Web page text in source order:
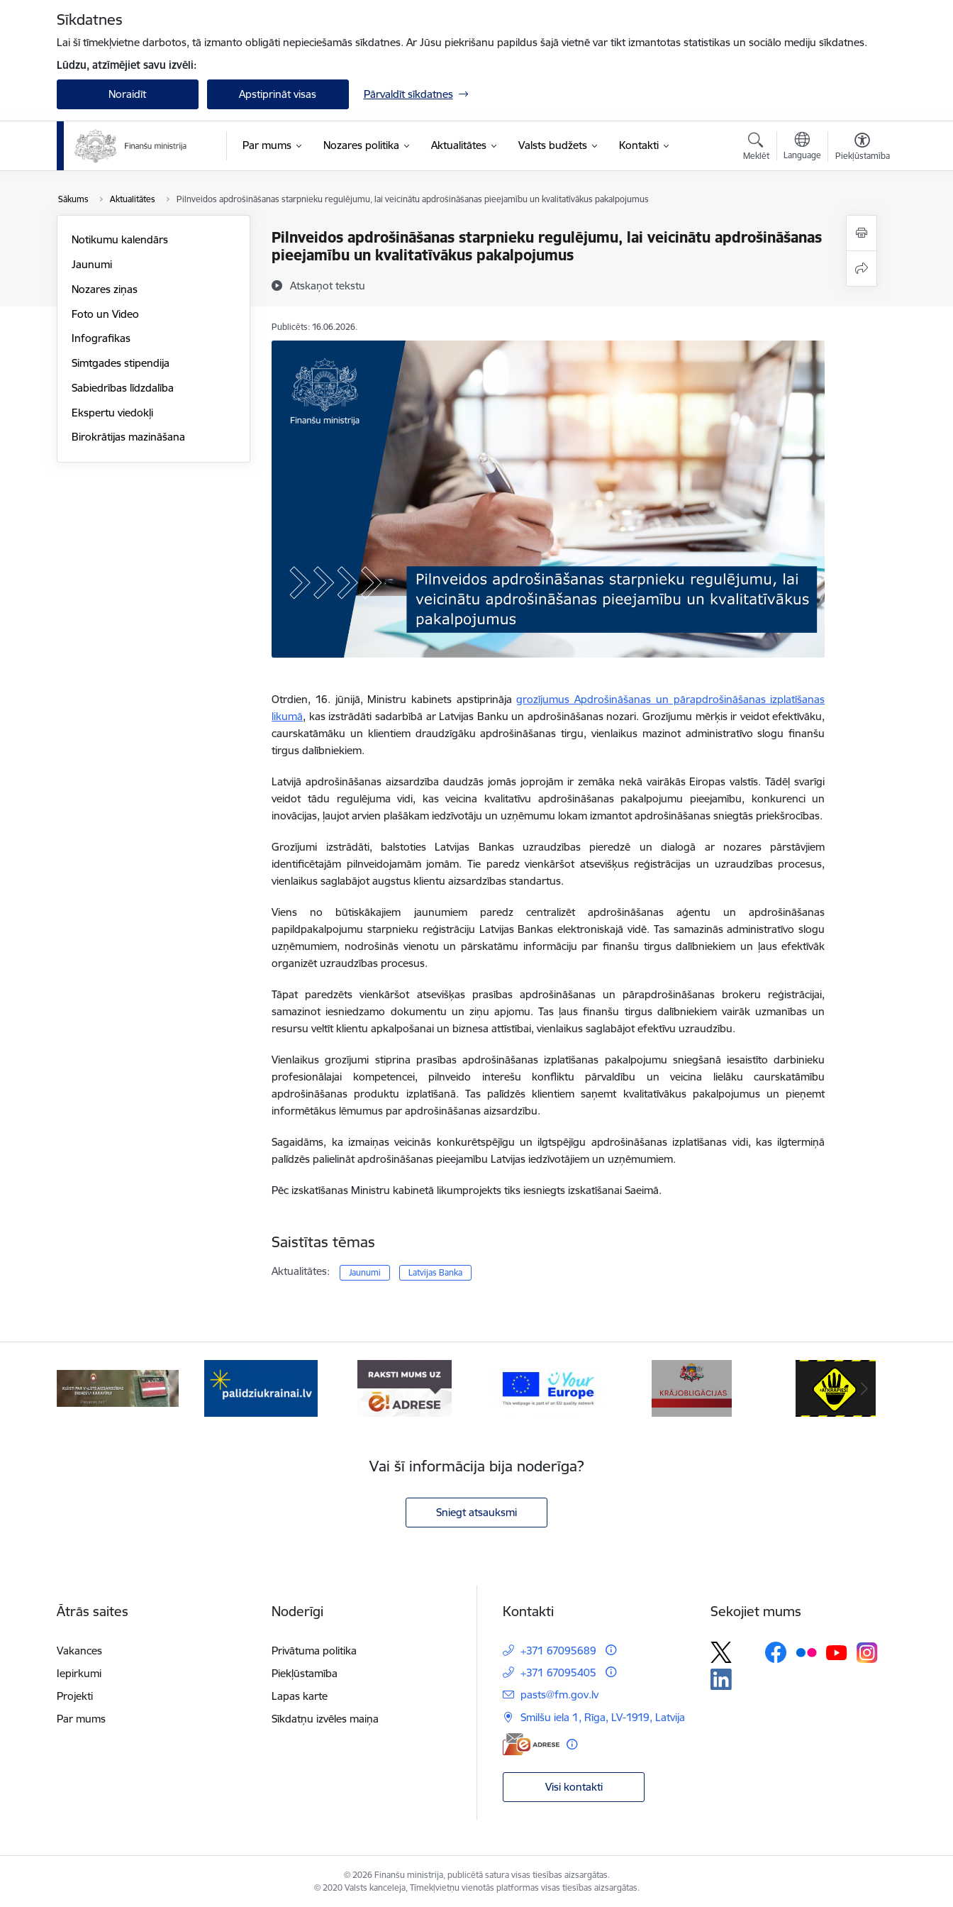
Sīkdatnes
Lai šī tīmekļvietne darbotos, tā izmanto obligāti nepieciešamās sīkdatnes. Ar Jūsu piekrišanu papildus šajā vietnē var tikt izmantotas statistikas un sociālo mediju sīkdatnes.
Lūdzu, atzīmējiet savu izvēli:
Noraidīt Apstiprināt visas Pārvaldīt sīkdatnes
Par mums Nozares politika Aktualitātes Valsts budžets Kontakti
Meklēt Language Piekļūstamība
Sākums Aktualitātes Pilnveidos apdrošināšanas starpnieku regulējumu, lai veicinātu apdrošināšanas pieejamību un kvalitatīvākus pakalpojumus
Pilnveidos apdrošināšanas starpnieku regulējumu, lai veicinātu apdrošināšanas
pieejamību un kvalitatīvākus pakalpojumus
Atskaņot tekstu
Notikumu kalendārs
Jaunumi
Nozares ziņas
Foto un Video
Infografikas
Simtgades stipendija
Sabiedrības līdzdalība
Ekspertu viedokļi
Birokrātijas mazināšana
Publicēts: 16.06.2026.
Otrdien, 16. jūnijā, Ministru kabinets apstiprinājagrozījumus Apdrošināšanas un pārapdrošināšanas izplatīšanas
likumā, kas izstrādāti sadarbībā ar Latvijas Banku un apdrošināšanas nozari. Grozījumu mērķis ir veidot efektīvāku,
caurskatāmāku un klientiem draudzīgāku apdrošināšanas tirgu, vienlaikus mazinot administratīvo slogu finanšu
tirgus dalībniekiem.
Latvijā apdrošināšanas aizsardzība daudzās jomās joprojām ir zemāka nekā vairākās Eiropas valstīs. Tādēļ svarīgi
veidot tādu regulējuma vidi, kas veicina kvalitatīvu apdrošināšanas pakalpojumu pieejamību, konkurenci un
inovācijas, ļaujot arvien plašākam iedzīvotāju un uzņēmumu lokam izmantot apdrošināšanas sniegtās priekšrocības.
Grozījumi izstrādāti, balstoties Latvijas Bankas uzraudzības pieredzē un dialogā ar nozares pārstāvjiem
identificētajām pilnveidojamām jomām. Tie paredz vienkāršot atsevišķus reģistrācijas un uzraudzības procesus,
vienlaikus saglabājot augstus klientu aizsardzības standartus.
Viens no būtiskākajiem jaunumiem paredz centralizēt apdrošināšanas aģentu un apdrošināšanas
papildpakalpojumu starpnieku reģistrāciju Latvijas Bankas elektroniskajā vidē. Tas samazinās administratīvo slogu
uzņēmumiem, nodrošinās vienotu un pārskatāmu informāciju par finanšu tirgus dalībniekiem un ļaus efektīvāk
organizēt uzraudzības procesus.
Tāpat paredzēts vienkāršot atsevišķas prasības apdrošināšanas un pārapdrošināšanas brokeru reģistrācijai,
samazinot iesniedzamo dokumentu un ziņu apjomu. Tas ļaus finanšu tirgus dalībniekiem vairāk uzmanības un
resursu veltīt klientu apkalpošanai un biznesa attīstībai, vienlaikus saglabājot efektīvu uzraudzību.
Vienlaikus grozījumi stiprina prasības apdrošināšanas izplatīšanas pakalpojumu sniegšanā iesaistīto darbinieku
profesionālajai kompetencei, pilnveido interešu konfliktu pārvaldību un veicina lielāku caurskatāmību
apdrošināšanas produktu izplatīšanā. Tas palīdzēs klientiem saņemt kvalitatīvākus pakalpojumus un pieņemt
informētākus lēmumus par apdrošināšanas aizsardzību.
Sagaidāms, ka izmaiņas veicinās konkurētspējīgu un ilgtspējīgu apdrošināšanas izplatīšanas vidi, kas ilgtermiņā
palīdzēs palielināt apdrošināšanas pieejamību Latvijas iedzīvotājiem un uzņēmumiem.
Pēc izskatīšanas Ministru kabinetā likumprojekts tiks iesniegts izskatīšanai Saeimā.
Saistītas tēmas
Aktualitātes: Jaunumi Latvijas Banka
Vai šī informācija bija noderīga?
Sniegt atsauksmi
Ātrās saites
Vakances
Iepirkumi
Projekti
Par mums
Noderīgi
Privātuma politika
Piekļūstamība
Lapas karte
Sīkdatņu izvēles maiņa
Kontakti
+371 67095689
+371 67095405
E-pasts:
pasts@fm.gov.lv
Smilšu iela 1, Rīga, LV-1919, Latvija
Visi kontakti
Sekojiet mums
© 2026 Finanšu ministrija, publicētā satura visas tiesības aizsargātas.
© 2020 Valsts kanceleja, Tīmekļvietņu vienotās platformas visas tiesības aizsargātas.